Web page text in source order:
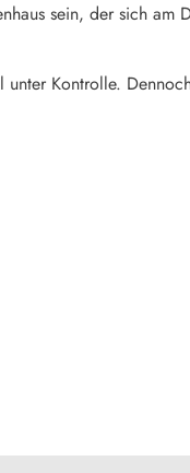
sein, der sich am
unter Kontrolle.